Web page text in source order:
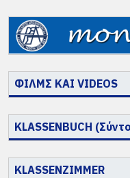
ΦΙΛΜΣ ΚΑΙ VIDEOS
KLASSENBUCH
KLASSENZIMMER